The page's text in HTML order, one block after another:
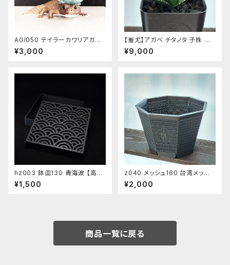
AGI050 テイラーカワリアガマ
13cm 素体
¥3,000
【蚩尤】アガベ チタノタ 子株 ち
ゆう しゆう Chiyou
¥9,000
hz003 鉢皿130 青海波 【高耐
久】
¥1,500
z040 メッシュ160 台湾メッシュ
鉢 高耐久
¥2,000
商品一覧に戻る